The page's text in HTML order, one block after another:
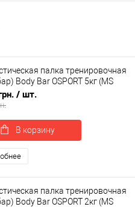
палка тренировочная
Body Bar OSPORT 5кг (MS
/ шт.
В корзину
палка тренировочная
Body Bar OSPORT 2кг (MS